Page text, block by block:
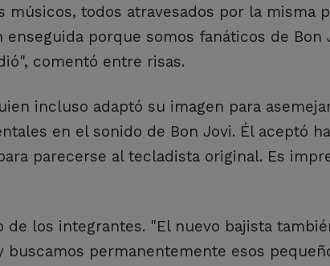
todos atravesados por la misma
porque somos fanáticos de Bon
comentó entre risas.
incluso adaptó su imagen para
en el sonido de Bon Jovi. Él aceptó
parecerse al tecladista original. Es
los integrantes. "El nuevo bajista
permanentemente esos